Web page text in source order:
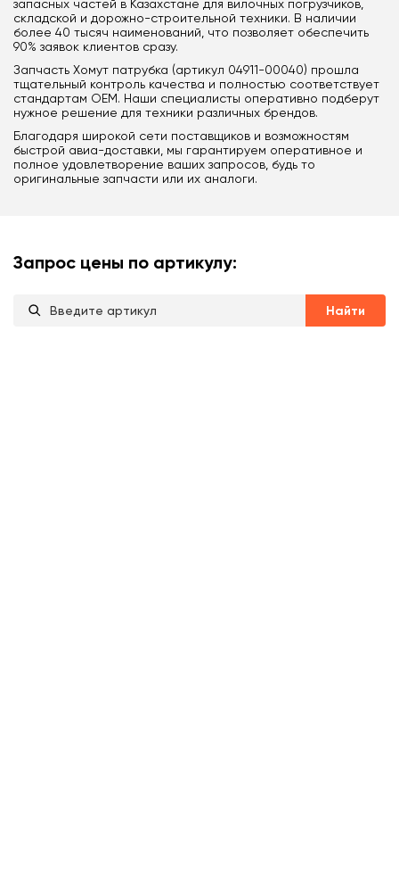
запасных частей в Казахстане для вилочных погрузчиков,
складской и дорожно-строительной техники. В наличии
более 40 тысяч наименований, что позволяет обеспечить
90% заявок клиентов сразу.
Запчасть Хомут патрубка (артикул 04911-00040) прошла
тщательный контроль качества и полностью соответствует
стандартам OEM. Наши специалисты оперативно подберут
нужное решение для техники различных брендов.
Благодаря широкой сети поставщиков и возможностям
быстрой авиа-доставки, мы гарантируем оперативное и
полное удовлетворение ваших запросов, будь то
оригинальные запчасти или их аналоги.
Запрос цены по артикулу:
Найти